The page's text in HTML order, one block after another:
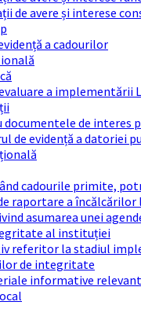
de avere și interese
a cadourilor
a implementării
documentele de interes
de evidență a datoriei
cadourile primite,
raportare a încălcărilor
asumarea unei
al instituției
referitor la stadiul
de integritate
informative